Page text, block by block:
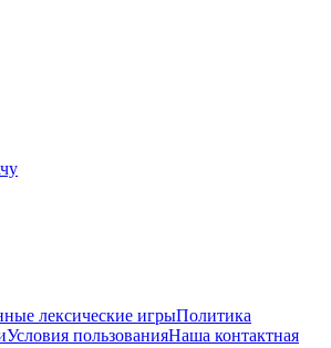
лексические игрыПолитика
Условия пользованияНаша контактная